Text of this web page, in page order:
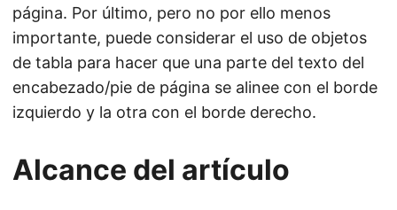
página. Por último, pero no por ello menos
importante, puede considerar el uso de objetos
de tabla para hacer que una parte del texto del
encabezado/pie de página se alinee con el borde
izquierdo y la otra con el borde derecho.
Alcance del artículo